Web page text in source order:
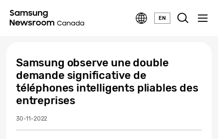
EN
Samsung observe une double
demande significative de
téléphones intelligents pliables des
entreprises
30-11-2022